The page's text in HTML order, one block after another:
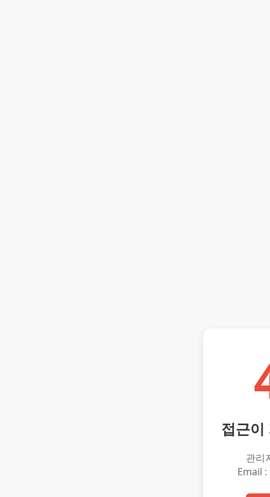
접근이
관리
Email